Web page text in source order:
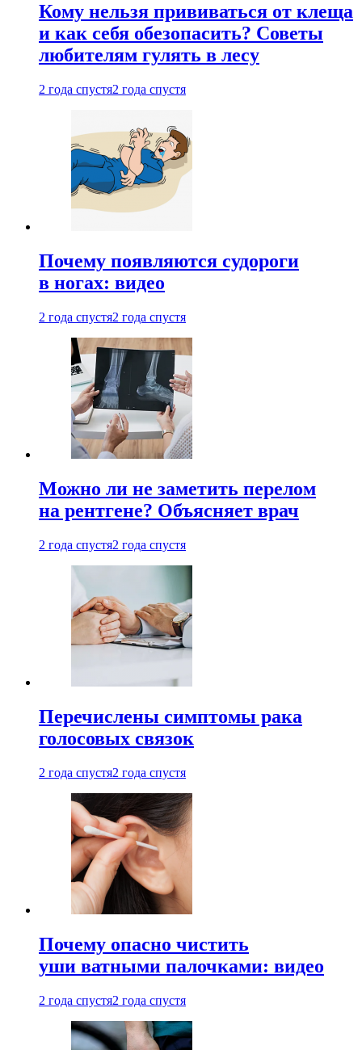
Кому нельзя прививаться от клеща
и как себя обезопасить? Советы
любителям гулять в лесу
2 года спустя2 года спустя
Почему появляются судороги
в ногах: видео
2 года спустя2 года спустя
Можно ли не заметить перелом
на рентгене? Объясняет врач
2 года спустя2 года спустя
Перечислены симптомы рака
голосовых связок
2 года спустя2 года спустя
Почему опасно чистить
уши ватными палочками: видео
2 года спустя2 года спустя